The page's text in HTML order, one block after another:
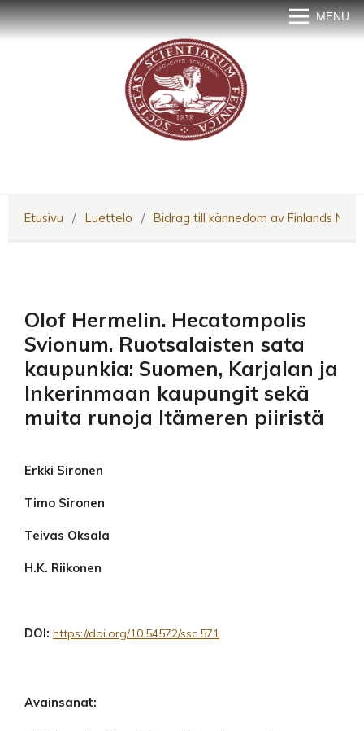
MENU
Etusivu / Luettelo / Bidrag till kännedom av Finlands
Olof Hermelin. Hecatompolis
Svionum. Ruotsalaisten sata
kaupunkia: Suomen, Karjalan ja
Inkerinmaan kaupungit sekä
muita runoja Itämeren piiristä
Erkki Sironen
Timo Sironen
Teivas Oksala
H.K. Riikonen
DOI: https://doi.org/10.54572/ssc.571
Avainsanat: